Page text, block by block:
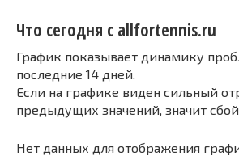
Что сегодня с allfortennis.ru
График показывает динамику
последние 14 дней.
Если на графике виден сильный
предыдущих значений, значит
Нет данных для отображения